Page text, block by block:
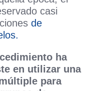
casi
de
ha
en utilizar una
para